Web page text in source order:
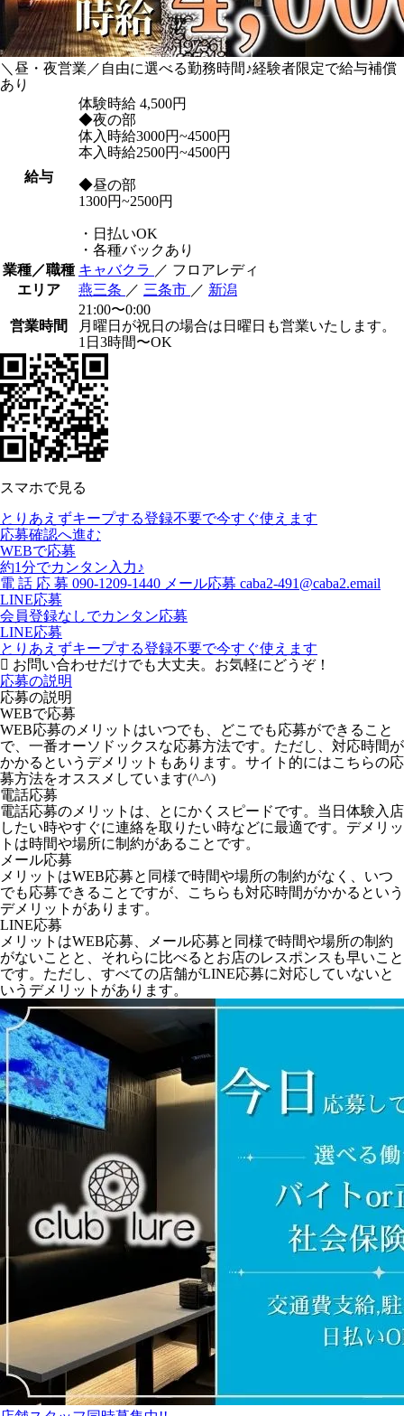
＼昼・夜営業／自由に選べる勤務時間♪経験者限定で給与補償
あり
給与
体験時給 4,500円
◆夜の部
体入時給3000円~4500円
本入時給2500円~4500円
◆昼の部
1300円~2500円
・日払いOK
・各種バックあり
業種／職種 キャバクラ ／ フロアレディ
エリア
燕三条 ／ 三条市 ／ 新潟
営業時間
21:00〜0:00
月曜日が祝日の場合は日曜日も営業いたします。
1日3時間〜OK
スマホで見る
とりあえずキープする登録不要で今すぐ使えます
応募確認へ進む
WEBで応募
約1分でカンタン入力♪
電 話 応 募 090-1209-1440 メール応募 caba2-491@caba2.email
LINE応募
会員登録なしでカンタン応募
LINE応募
とりあえずキープする登録不要で今すぐ使えます
お問い合わせだけでも大丈夫。お気軽にどうぞ！
応募の説明
応募の説明
WEBで応募
WEB応募のメリットはいつでも、どこでも応募ができること
で、一番オーソドックスな応募方法です。ただし、対応時間が
かかるというデメリットもあります。サイト的にはこちらの応
募方法をオススメしています(^-^)
電話応募
電話応募のメリットは、とにかくスピードです。当日体験入店
したい時やすぐに連絡を取りたい時などに最適です。デメリッ
トは時間や場所に制約があることです。
メール応募
メリットはWEB応募と同様で時間や場所の制約がなく、いつ
でも応募できることですが、こちらも対応時間がかかるという
デメリットがあります。
LINE応募
メリットはWEB応募、メール応募と同様で時間や場所の制約
がないことと、それらに比べるとお店のレスポンスも早いこと
です。ただし、すべての店舗がLINE応募に対応していないと
いうデメリットがあります。